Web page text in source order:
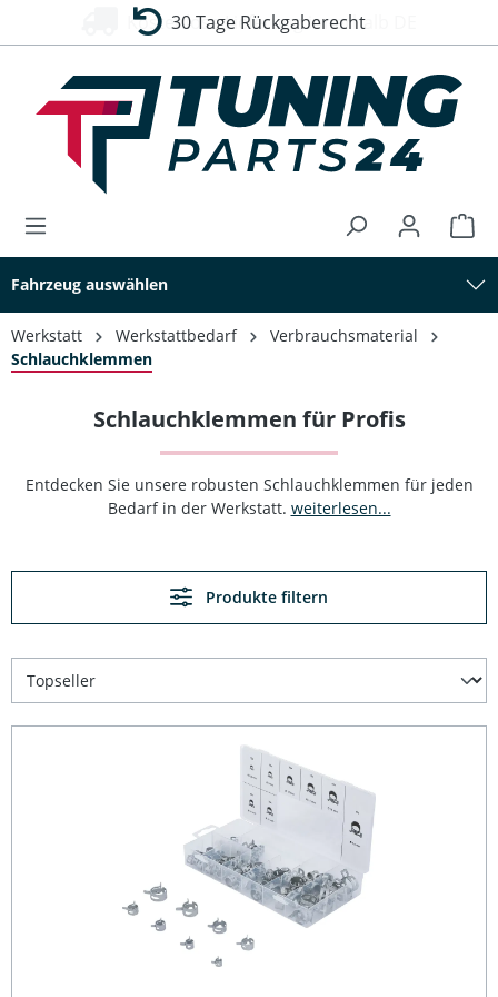
30 Tage Rückgaberecht
Fahrzeug auswählen
Werkstatt Werkstattbedarf
Verbrauchsmaterial
Schlauchklemmen
Schlauchklemmen für Profis
Entdecken Sie unsere robusten Schlauchklemmen für jeden
Bedarf in der Werkstatt. weiterlesen...
Produkte filtern